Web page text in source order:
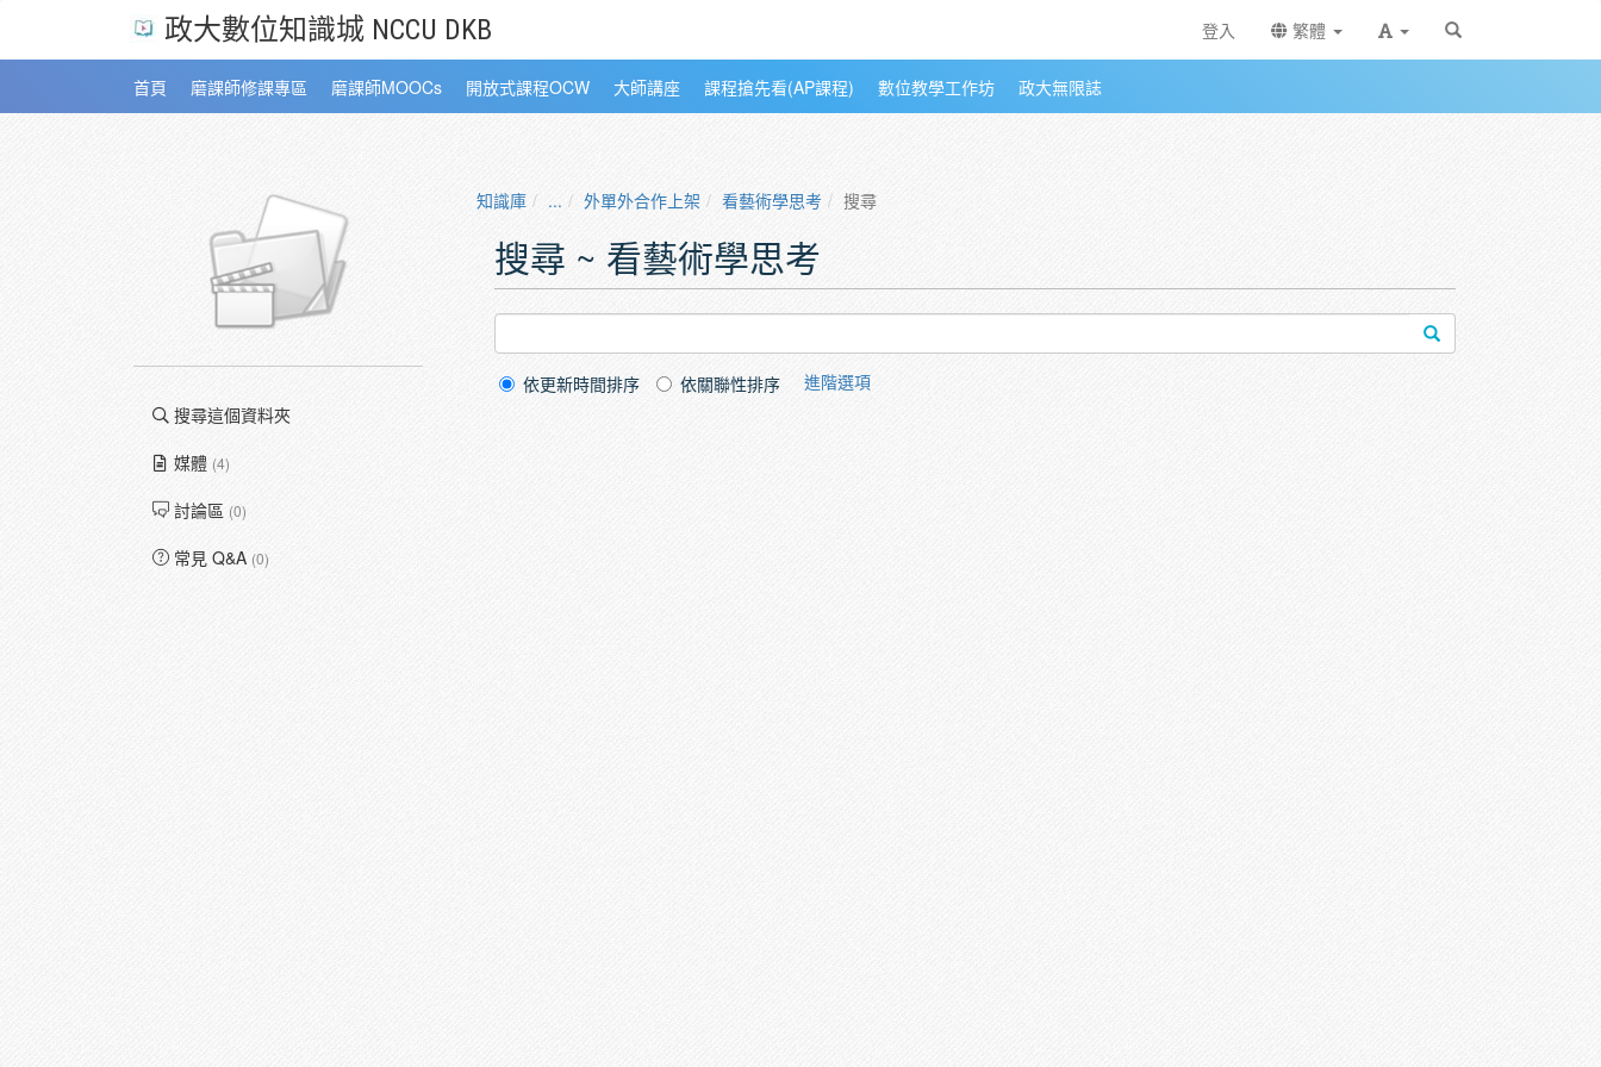
政大數位知識城 NCCU DKB 登入 繁體
首頁 磨課師修課專區 磨課師MOOCs 開放式課程OCW 大師講座 課程搶先看(AP課程) 數位教學工作坊 政大無限誌
搜尋這個資料夾
媒體 (4)
討論區 (0)
常見 Q&A (0)
知識庫 ... 外單外合作上架 看藝術學思考 搜尋
搜尋 ~ 看藝術學思考
依更新時間排序 依關聯性排序 進階選項